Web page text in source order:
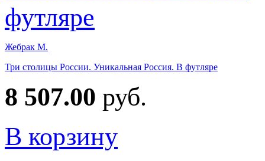
Жебрак М.
Три столицы России. Уникальная Россия. В футляре
8 507.00 руб.
В корзину